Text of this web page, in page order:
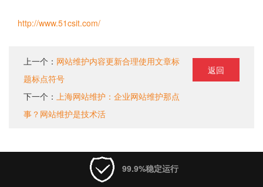
http://www.51csit.com/
上一个： 网站维护内容更新合理使用文章标
题标点符号
下一个： 上海网站维护：企业网站维护那点
事？网站维护是技术活
返回
99.9%稳定运行